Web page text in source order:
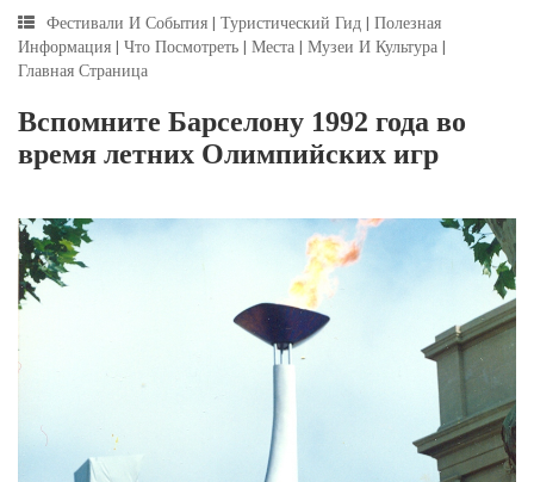
Фестивали И События | Туристический Гид | Полезная
Информация | Что Посмотреть | Места | Музеи И Культура |
Главная Страница
Вспомните Барселону 1992 года во
время летних Олимпийских игр